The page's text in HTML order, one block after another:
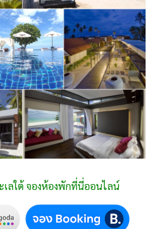
เลใต้ จองห้องพักที่นี่ออนไลน์